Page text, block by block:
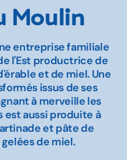
Moulin
entreprise familiale
l'Est productrice de
et de miel. Une
issus de ses
à merveille les
aussi produite à
et pâte de
de miel.